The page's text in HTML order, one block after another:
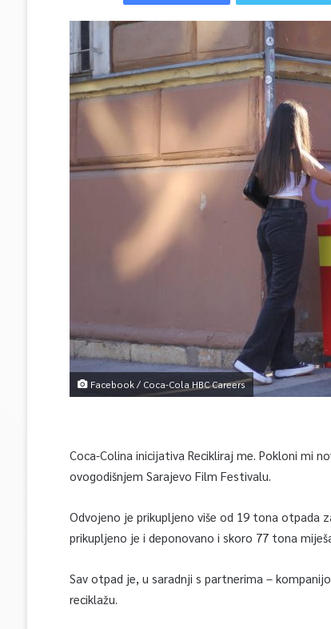
Facebook / Coca-Cola HBC Careers
Coca-Colina inicijativa Recikliraj me. Pokloni mi
ovogodišnjem Sarajevo Film Festivalu.
Odvojeno je prikupljeno više od 19 tona otpada
prikupljeno je i deponovano i skoro 77 tona
Sav otpad je, u saradnji s partnerima –
reciklažu.